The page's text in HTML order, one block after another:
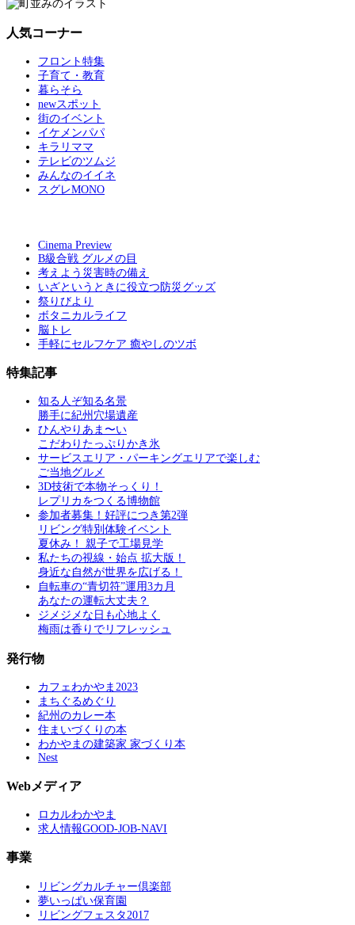
人気コーナー
フロント特集
子育て・教育
暮らそら
newスポット
街のイベント
イケメンパパ
キラリママ
テレビのツムジ
みんなのイイネ
スグレMONO
Cinema Preview
B級合戦 グルメの目
考えよう災害時の備え
いざというときに役立つ防災グッズ
祭りびより
ボタニカルライフ
脳トレ
手軽にセルフケア 癒やしのツボ
特集記事
知る人ぞ知る名景
勝手に紀州穴場遺産
ひんやりあま〜い
こだわりたっぷりかき氷
サービスエリア・パーキングエリアで楽しむ
ご当地グルメ
3D技術で本物そっくり！
レプリカをつくる博物館
参加者募集！好評につき第2弾
リビング特別体験イベント
夏休み！ 親子で工場見学
私たちの視線・始点 拡大版！
身近な自然が世界を広げる！
自転車の“青切符”運用3カ月
あなたの運転大丈夫？
ジメジメな日も心地よく
梅雨は香りでリフレッシュ
発行物
カフェわかやま2023
まちぐるめぐり
紀州のカレー本
住まいづくりの本
わかやまの建築家 家づくり本
Nest
Webメディア
ロカルわかやま
求人情報GOOD-JOB-NAVI
事業
リビングカルチャー倶楽部
夢いっぱい保育園
リビングフェスタ2017